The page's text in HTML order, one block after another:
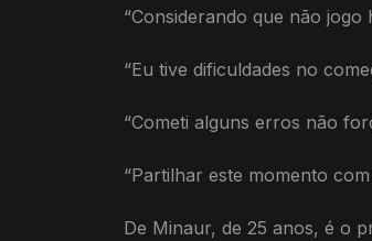
“Considerando que não
“Eu tive dificuldades no
“Cometi alguns erros não
“Partilhar este momento
De Minaur, de 25 anos, é o